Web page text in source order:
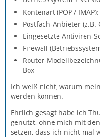
Kontenart (POP / IMAP):
Postfach-Anbieter (z.B.
Eingesetzte Antiviren-
Firewall
Router-
Box
Ich weiß nicht, warum
werden können.
Ehrlich gesagt habe ich
genutzt, ohne mich mit
setzen, dass ich nicht mal